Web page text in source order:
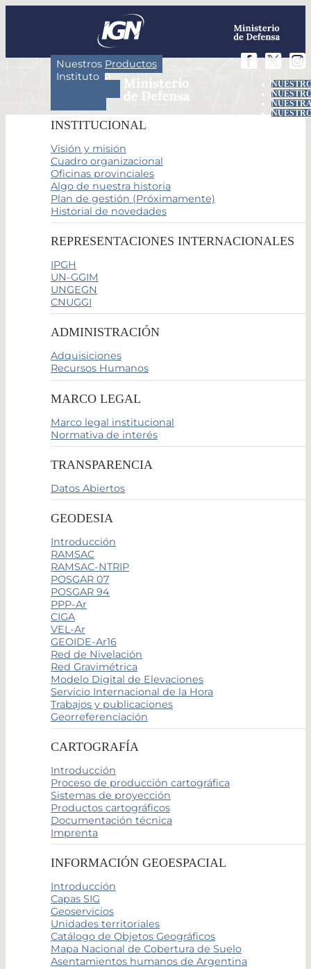
Nuestros Productos
Instituto
INSTITUCIONAL
Visión y misión
Cuadro organizacional
Oficinas provinciales
Algo de nuestra historia
Plan de gestión (Próximamente)
Historial de novedades
REPRESENTACIONES INTERNACIONALES
IPGH
UN-GGIM
UNGEGN
CNUGGI
ADMINISTRACIÓN
Adquisiciones
Recursos Humanos
MARCO LEGAL
Marco legal institucional
Normativa de interés
TRANSPARENCIA
Datos Abiertos
GEODESIA
Introducción
RAMSAC
RAMSAC-NTRIP
POSGAR 07
POSGAR 94
PPP-Ar
CIGA
VEL-Ar
GEOIDE-Ar16
Red de Nivelación
Red Gravimétrica
Modelo Digital de Elevaciones
Servicio Internacional de la Hora
Trabajos y publicaciones
Georreferenciación
CARTOGRAFÍA
Introducción
Proceso de producción cartográfica
Sistemas de proyección
Productos cartográficos
Documentación técnica
Imprenta
INFORMACIÓN GEOESPACIAL
Introducción
Capas SIG
Geoservicios
Unidades territoriales
Catálogo de Objetos Geográficos
Mapa Nacional de Cobertura de Suelo
Asentamientos humanos de Argentina